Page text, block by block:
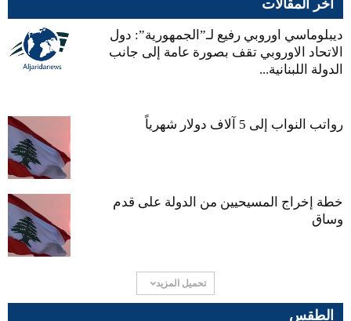
آخر المقالات
ديبلوماسي اوروبي رفيع لـ”الجمهورية”: دول
الاتحاد الاوروبي تقف بصورة عامة إلى جانب
الدولة اللبنانية...
رواتب النواب إلى 5 آلاف دولار شهرياً
خطة إخراج المسيحيين من الدولة على قدم
وساق
تحميل المزيد
الطقس